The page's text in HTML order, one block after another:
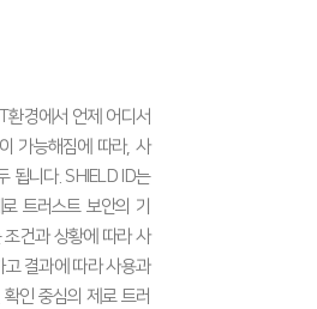
환경에서 언제 어디서
가능해짐에 따라, 사
됩니다. SHIELD ID는
트러스트 보안의 기
건과 상황에 따라 사
결과에 따라 사용과
인 중심의 제로 트러